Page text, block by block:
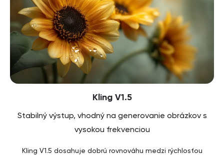
Kling V1.5
Stabilný výstup, vhodný na generovanie obrázkov s
vysokou frekvenciou
Kling V1.5 dosahuje dobrú rovnováhu medzi rýchlosťou